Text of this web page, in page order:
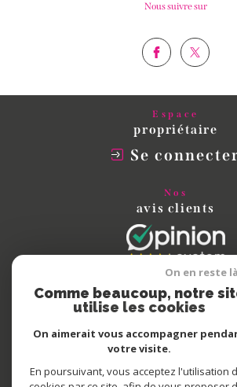
Nous suivre sur
Espace
propriétaire
Se
Nos
avis clients
Nous
adhérons
© 2026 | TOUS DROITS RÉSERVÉS | TRADUCTION
NOS HONORAIRES
PLAN DU SITE
On en reste là
Comme beaucoup, notre
utilise les cookies
On aimerait vous accompagner
votre visite.
En poursuivant, vous acceptez l'utilisation